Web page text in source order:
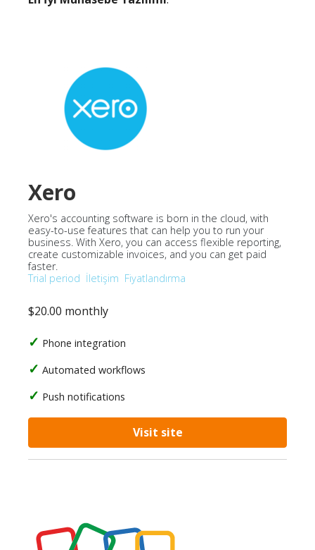
Xero
Xero's accounting software is born in the cloud, with
easy-to-use features that can help you to run your
business. With Xero, you can access flexible reporting,
create customizable invoices, and you can get paid
faster.
Trial period İletişim Fiyatlandırma
$20.00 monthly
Phone integration
Automated workflows
Push notifications
Visit site